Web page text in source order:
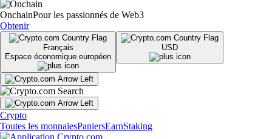
OnchainPour les passionnés de Web3
Obtenir
Français
Espace économique européen
USD
Crypto
Toutes les monnaiesPaniersEarnStaking